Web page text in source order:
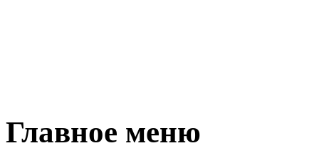
Главное меню